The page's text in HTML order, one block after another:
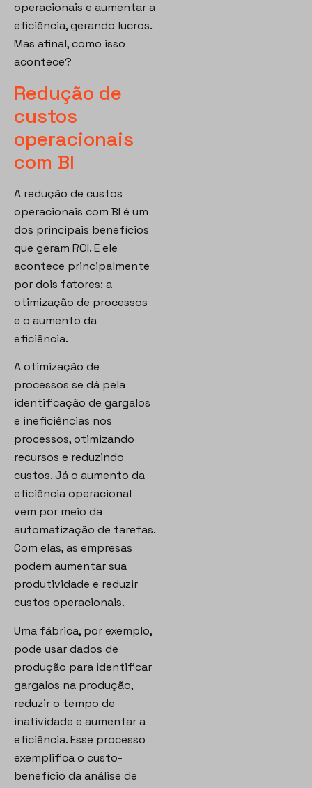
operacionais e aumentar a
eficiência, gerando lucros.
Mas afinal, como isso
acontece?
Redução de
custos
operacionais
com BI
A redução de custos
operacionais com BI é um
dos principais benefícios
que geram ROI. E ele
acontece principalmente
por dois fatores: a
otimização de processos
e o aumento da
eficiência.
A otimização de
processos se dá pela
identificação de gargalos
e ineficiências nos
processos, otimizando
recursos e reduzindo
custos. Já o aumento da
eficiência operacional
vem por meio da
automatização de tarefas.
Com elas, as empresas
podem aumentar sua
produtividade e reduzir
custos operacionais.
Uma fábrica, por exemplo,
pode usar dados de
produção para identificar
gargalos na produção,
reduzir o tempo de
inatividade e aumentar a
eficiência. Esse processo
exemplifica o custo-
benefício da análise de